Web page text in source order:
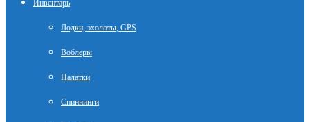
Инвентарь
Лодки, эхолоты, GPS
Воблеры
Палатки
Спиннинги